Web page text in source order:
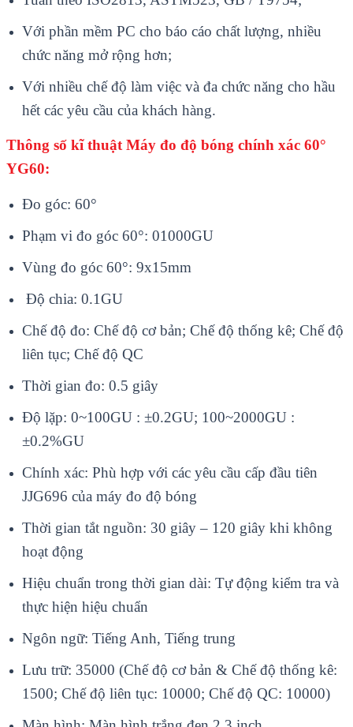
Với phần mềm PC cho báo cáo chất lượng, nhiều
chức năng mở rộng hơn;
Với nhiều chế độ làm việc và đa chức năng cho hầu
hết các yêu cầu của khách hàng.
Thông số kĩ thuật Máy đo độ bóng chính xác 60°
YG60:
Đo góc: 60°
Phạm vi đo góc 60°: 01000GU
Vùng đo góc 60°: 9x15mm
Độ chia: 0.1GU
Chế độ đo: Chế độ cơ bản; Chế độ thống kê; Chế độ
liên tục; Chế độ QC
Thời gian đo: 0.5 giây
Độ lặp: 0~100GU : ±0.2GU; 100~2000GU :
±0.2%GU
Chính xác: Phù hợp với các yêu cầu cấp đầu tiên
JJG696 của máy đo độ bóng
Thời gian tắt nguồn: 30 giây – 120 giây khi không
hoạt động
Hiệu chuẩn trong thời gian dài: Tự động kiểm tra và
thực hiện hiệu chuẩn
Ngôn ngữ: Tiếng Anh, Tiếng trung
Lưu trữ: 35000 (Chế độ cơ bản & Chế độ thống kê:
1500; Chế độ liên tục: 10000; Chế độ QC: 10000)